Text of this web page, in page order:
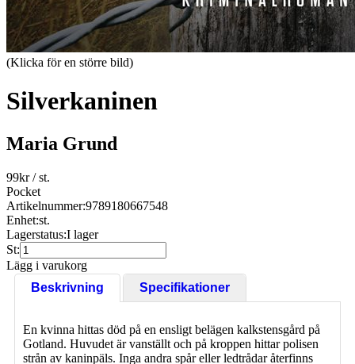
(Klicka för en större bild)
Silverkaninen
Maria Grund
99kr/ st.
Pocket
Artikelnummer:9789180667548
Enhet:st.
Lagerstatus:I lager
St:
Lägg i varukorg
Beskrivning
Specifikationer
En kvinna hittas död på en ensligt belägen kalkstensgård på
Gotland. Huvudet är vanställt och på kroppen hittar polisen
strån av kaninpäls. Inga andra spår eller ledtrådar återfinns